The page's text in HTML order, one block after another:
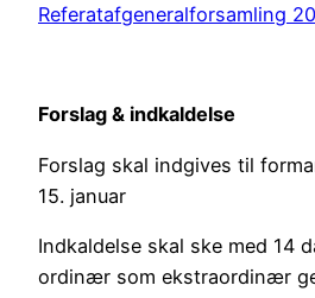
Referatafgeneralforsamling
Forslag & indkaldelse
Forslag skal indgives til
15. januar
Indkaldelse skal ske med 14
ordinær som ekstraordinær